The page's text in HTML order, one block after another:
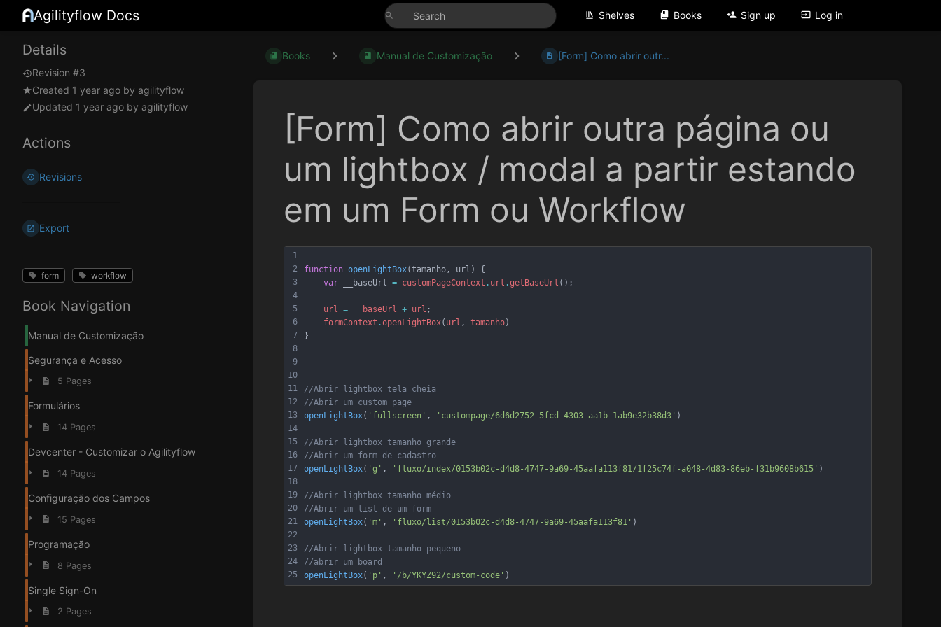
Agilityflow Docs Shelves Books Sign up Log in
Details
Revision #3
Created 1 year ago by agilityflow
Updated 1 year ago by agilityflow
Actions
Revisions
Export
form workflow
Book Navigation
Manual de Customização
Segurança e Acesso
5 Pages
Formulários
14 Pages
Devcenter - Customizar o Agilityflow
14 Pages
Configuração dos Campos
15 Pages
Programação
8 Pages
Single Sign-On
2 Pages
Books Manual de Customização [Form] Como abrir outr...
[Form] Como abrir outra página ou
um lightbox / modal a partir estando
em um Form ou Workflow
1
2
3
4
5
6
7
8
9
10
11
12
13
14
15
16
17
18
19
20
21
22
23
24
25
function openLightBox(tamanho, url ) {
var
__baseUrl = customPageContext . url .getBaseUrl () ;
url = __baseUrl + url ;
formContext .openLightBox( url , tamanho)
}
//Abrir lightbox tela cheia
//Abrir um custom page
openLightBox( 'fullscreen' , 'custompage/6d6d2752-5fcd-4303-aa1b-1ab9e32b38d3' )
//Abrir lightbox tamanho grande
//Abrir um form de cadastro
openLightBox( 'g' , 'fluxo/index/0153b02c-d4d8-4747-9a69-45aafa113f81/1f25c74f-a048-4d83-86eb-f31b9608b615' )
//Abrir lightbox tamanho médio
//Abrir um list de um form
openLightBox( 'm' , 'fluxo/list/0153b02c-d4d8-4747-9a69-45aafa113f81' )
//Abrir lightbox tamanho pequeno
//abrir um board
openLightBox( 'p' , '/b/YKYZ92/custom-code' )